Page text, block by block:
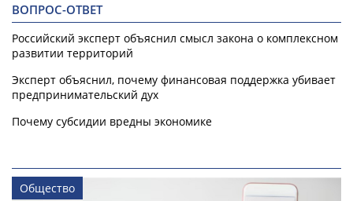
ВОПРОС-ОТВЕТ
Российский эксперт объяснил смысл закона о комплексном
развитии территорий
Эксперт объяснил, почему финансовая поддержка убивает
предпринимательский дух
Почему субсидии вредны экономике
Общество